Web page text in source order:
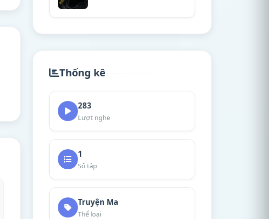
Thống kê
283
Lượt nghe
1
Số tập
Truyện Ma
Thể loại